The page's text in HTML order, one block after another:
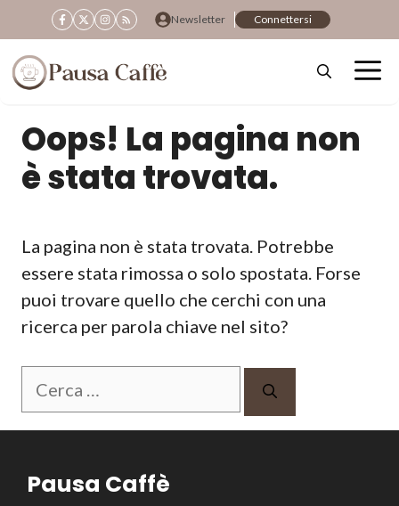
al
contenuto
Newsletter Connettersi
Oops! La pagina non
è stata trovata.
La pagina non è stata trovata. Potrebbe
essere stata rimossa o solo spostata. Forse
puoi trovare quello che cerchi con una
ricerca per parola chiave nel sito?
Ricerca
Pausa Caffè